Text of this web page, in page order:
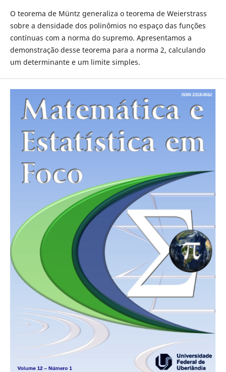
O teorema de Müntz generaliza o teorema de Weierstrass
sobre a densidade dos polinômios no espaço das funções
contínuas com a norma do supremo. Apresentamos a
demonstração desse teorema para a norma 2, calculando
um determinante e um limite simples.